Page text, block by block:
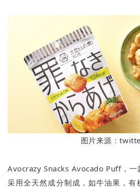
图片来源：
Avocrazy Snacks Avocado Puff，一
采用全天然成分制成，如牛油果，有